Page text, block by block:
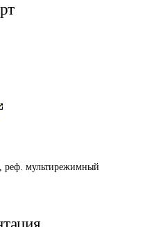
реф. мультирежимный